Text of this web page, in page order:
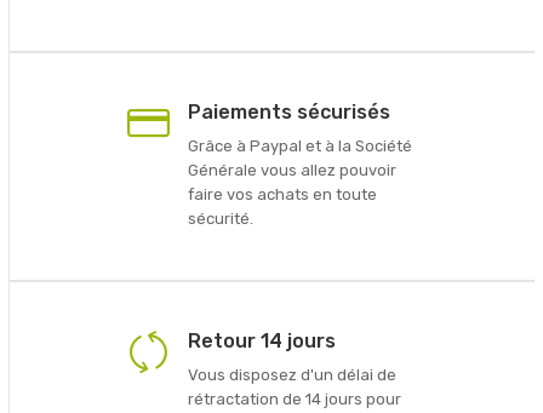
Paiements sécurisés
Grâce à Paypal et à la Société
Générale vous allez pouvoir
faire vos achats en toute
sécurité.
Retour 14 jours
Vous disposez d'un délai de
rétractation de 14 jours pour